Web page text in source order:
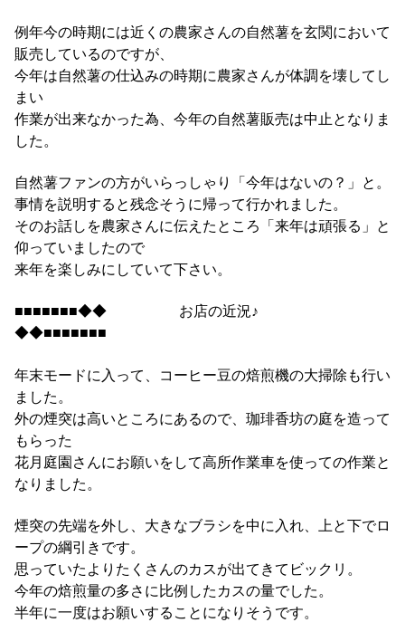
例年今の時期には近くの農家さんの自然薯を玄関において
販売しているのですが、
今年は自然薯の仕込みの時期に農家さんが体調を壊してし
まい
作業が出来なかった為、今年の自然薯販売は中止となりま
した。
自然薯ファンの方がいらっしゃり「今年はないの？」と。
事情を説明すると残念そうに帰って行かれました。
そのお話しを農家さんに伝えたところ「来年は頑張る」と
仰っていましたので
来年を楽しみにしていて下さい。
■■■■■■■◆◆ お店の近況♪
◆◆■■■■■■■
年末モードに入って、コーヒー豆の焙煎機の大掃除も行い
ました。
外の煙突は高いところにあるので、珈琲香坊の庭を造って
もらった
花月庭園さんにお願いをして高所作業車を使っての作業と
なりました。
煙突の先端を外し、大きなブラシを中に入れ、上と下でロ
ープの綱引きです。
思っていたよりたくさんのカスが出てきてビックリ。
今年の焙煎量の多さに比例したカスの量でした。
半年に一度はお願いすることになりそうです。